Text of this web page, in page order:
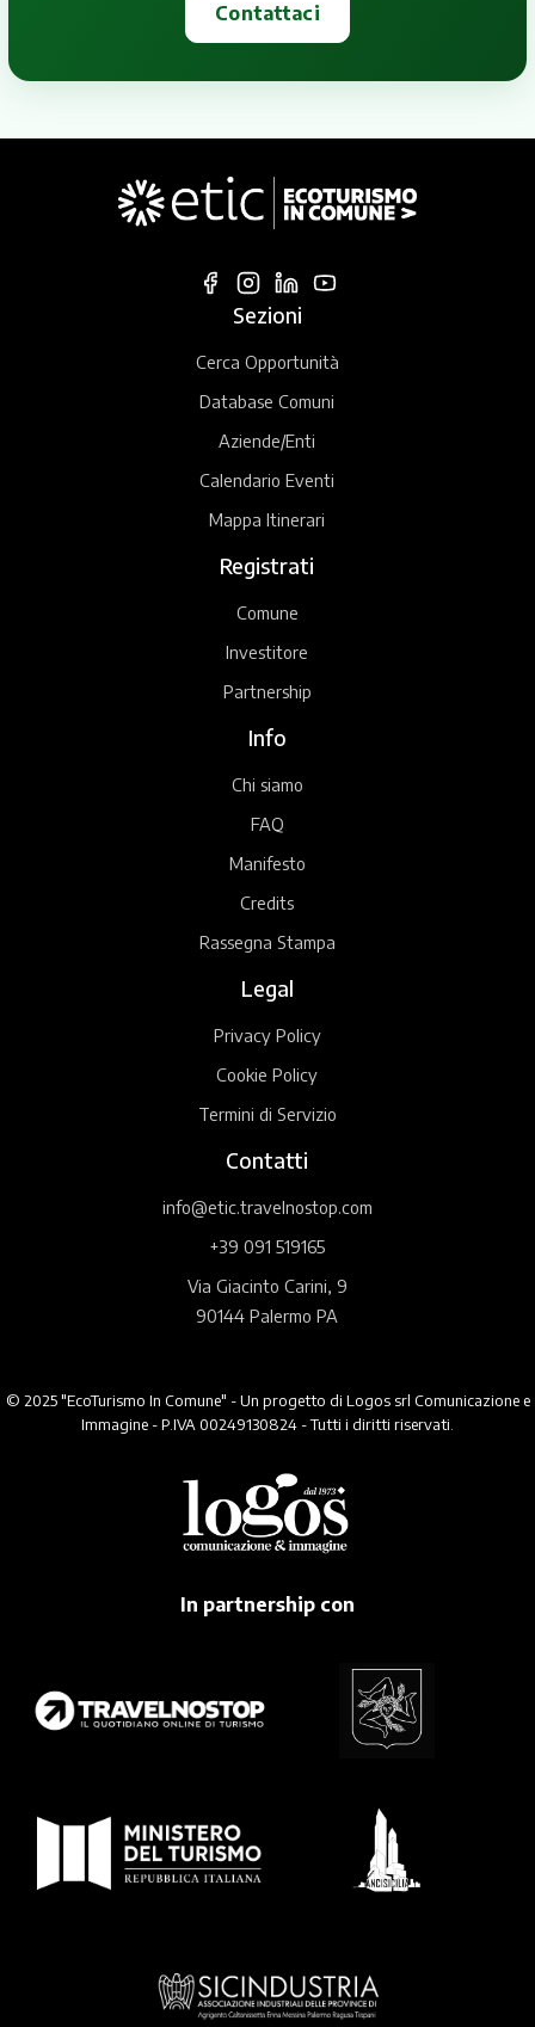
Contattaci
Sezioni
Cerca Opportunità
Database Comuni
Aziende/Enti
Calendario Eventi
Mappa Itinerari
Registrati
Comune
Investitore
Partnership
Info
Chi siamo
FAQ
Manifesto
Credits
Rassegna Stampa
Legal
Privacy Policy
Cookie Policy
Termini di Servizio
Contatti
info@etic.travelnostop.com
+39 091 519165
Via Giacinto Carini, 9
90144 Palermo PA
© 2025 "EcoTurismo In Comune" - Un progetto di Logos srl Comunicazione e
Immagine - P.IVA 00249130824 - Tutti i diritti riservati.
In partnership con